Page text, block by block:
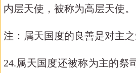
内层天使，被称为高层天使。
注：属天国度的良善是对主
24.属天国度还被称为主的祭